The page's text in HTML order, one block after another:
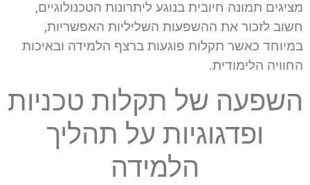
מציגים תמונה חיובית בנוגע ליתרונות הטכנולוגיים,
חשוב לזכור את ההשפעות השליליות האפשריות,
במיוחד כאשר תקלות פוגעות ברצף הלמידה ובאיכות
החוויה הלימודית.
השפעה של תקלות טכניות
ופדגוגיות על תהליך
הלמידה